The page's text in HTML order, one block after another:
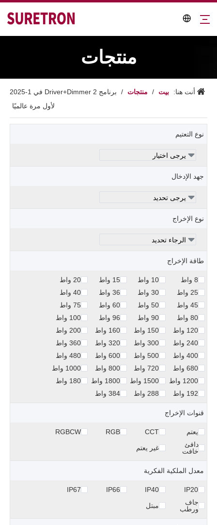
منتجات
أنت هنا: بيت / منتجات /
برنامج Driver+Dimmer 2 في 1-2025
لأول مرة عالميًا
نوع التعتيم
جهد الإدخال
نوع الإخراج
طاقة الإخراج
8 واط 10 واط 15 واط
20 واط
25 واط
30 واط 36 واط
40 واط
45 واط
50 واط 60 واط
75 واط
80 واط
90 واط 96 واط
100 واط
120 واط
150 واط 160 واط
200 واط
240 واط
300 واط 320 واط
360 واط
400 واط
500 واط 600 واط
480 واط
680 واط
720 واط 800 واط
1000 واط
1200 واط
1500 واط 1800 واط
180 واط
192 واط
288 واط 384 واط
قنوات الإخراج
يعتم CCT
RGB
RGBCW
دافئ
خافت
غير يعتم
معدل الملكية الفكرية
IP20
IP40
IP66
IP67
جاف
ورطب
مبتل